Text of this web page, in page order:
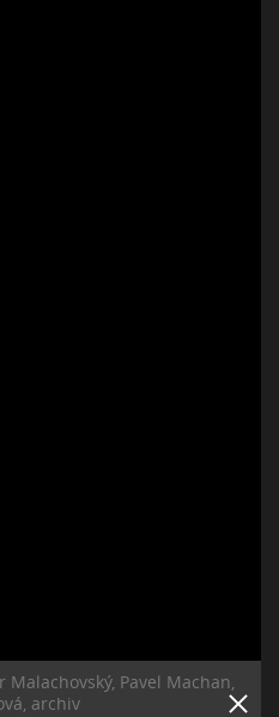
Malachovský, Pavel Machan,
archiv